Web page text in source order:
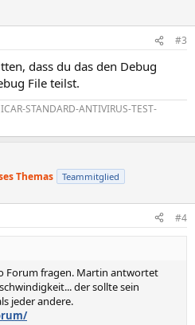
#3
dass du das den Debug
File teilst.
STANDARD-ANTIVIRUS-TEST-
Themas Teammitglied
#4
Forum fragen. Martin antwortet
der sollte sein
jeder andere.